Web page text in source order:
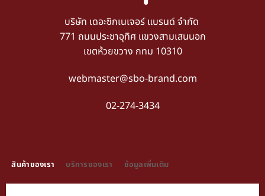
บริษัท เดอะซิกเนเจอร์ แบรนด์ จำกัด
771 ถนนประชาอุทิศ แขวงสามเสนนอก
เขตห้วยขวาง กทม 10310
webmaster@sbo-brand.com
02-274-3434
สินค้าของเรา บริการของเรา ข้อมูลเพิ่มเติม